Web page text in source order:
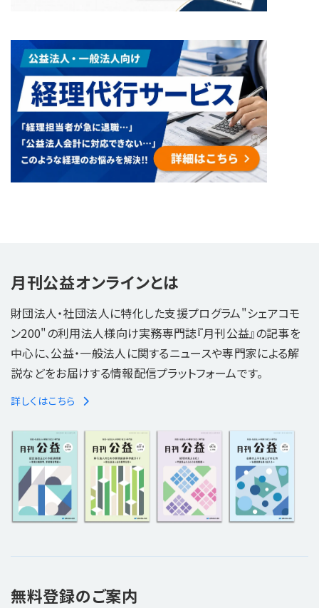
月刊公益オンラインとは
財団法人・社団法人に特化した支援プログラム"シェアコモ
ン200"の利用法人様向け実務専門誌『月刊公益』の記事を
中心に、公益・一般法人に関するニュースや専門家による解
説などをお届けする情報配信プラットフォームです。
詳しくはこちら
無料登録のご案内